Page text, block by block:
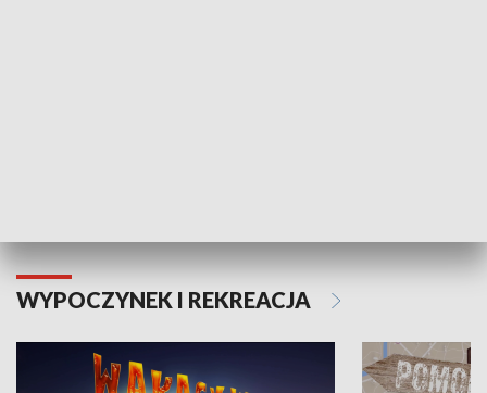
WYPOCZYNEK I REKREACJA